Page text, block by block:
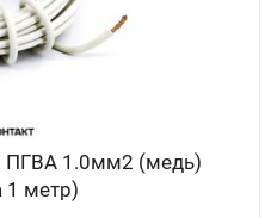
ПГВА 1.0мм2 (медь)
1 метр)